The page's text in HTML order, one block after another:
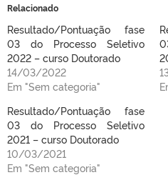
Relacionado
Resultado/Pontuação fase
03 do Processo Seletivo
2022 – curso Doutorado
14/03/2022
Em "Sem categoria"
Resultado/Pontuação fase
03 do Processo Seletivo
2021 – curso Doutorado
10/03/2021
Em "Sem categoria"